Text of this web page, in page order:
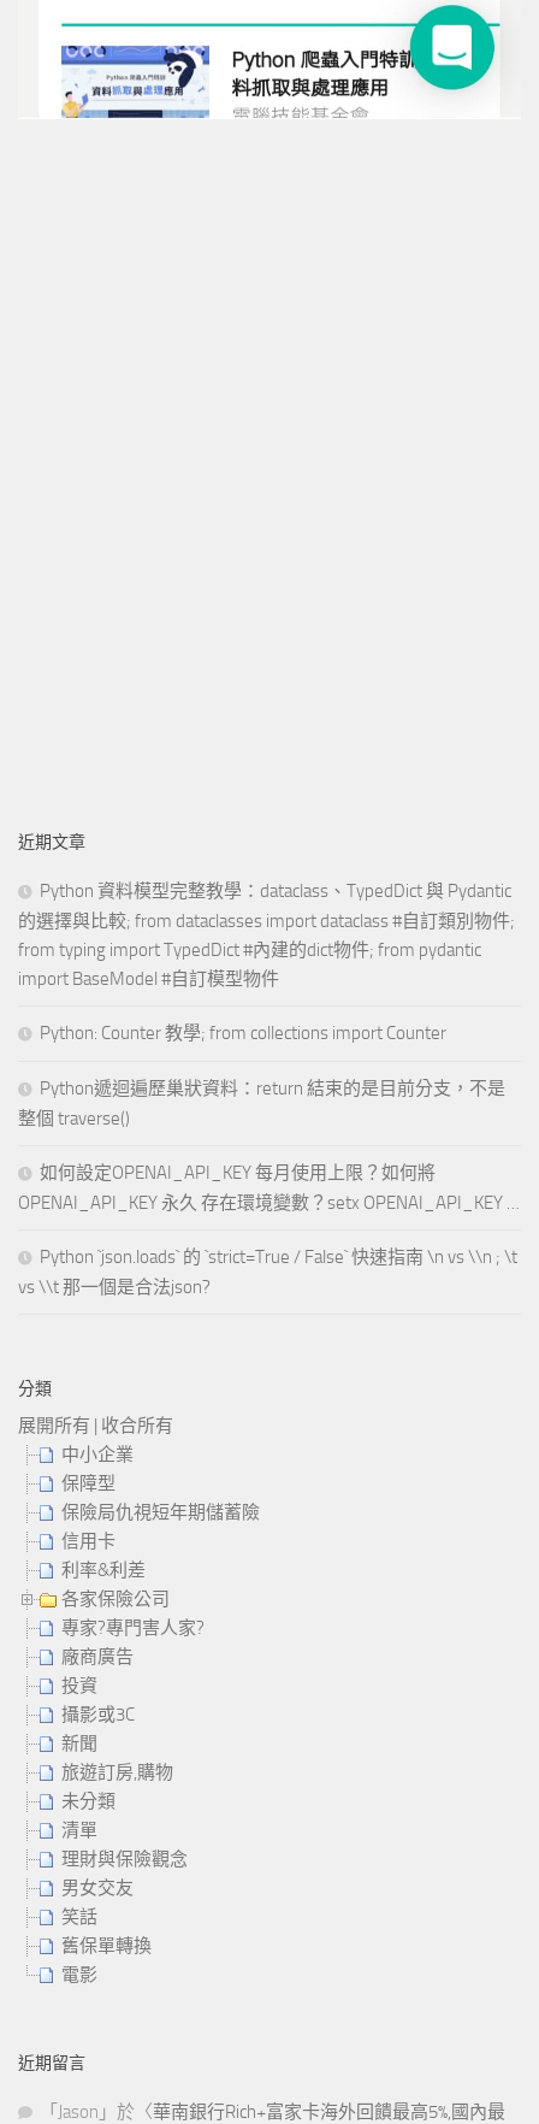
近期文章
Python 資料模型完整教學：dataclass、TypedDict 與 Pydantic
的選擇與比較; from dataclasses import dataclass #自訂類別物件;
from typing import TypedDict #內建的dict物件; from pydantic
import BaseModel #自訂模型物件
Python: Counter 教學; from collections import Counter
Python遞迴遍歷巢狀資料：return 結束的是目前分支，不是
整個 traverse()
如何設定OPENAI_API_KEY 每月使用上限？如何將
OPENAI_API_KEY 永久 存在環境變數？setx OPENAI_API_KEY …
Python `json.loads` 的 `strict=True / False` 快速指南 \n vs \\n ; \t
vs \\t 那一個是合法json?
分類
展開所有 | 收合所有
中小企業
保障型
保險局仇視短年期儲蓄險
信用卡
利率&利差
各家保險公司
專家?專門害人家?
廠商廣告
投資
攝影或3C
新聞
旅遊訂房,購物
未分類
清單
理財與保險觀念
男女交友
笑話
舊保單轉換
電影
近期留言
「 Jason 」於〈華南銀行Rich+富家卡海外回饋最高5%,國內最